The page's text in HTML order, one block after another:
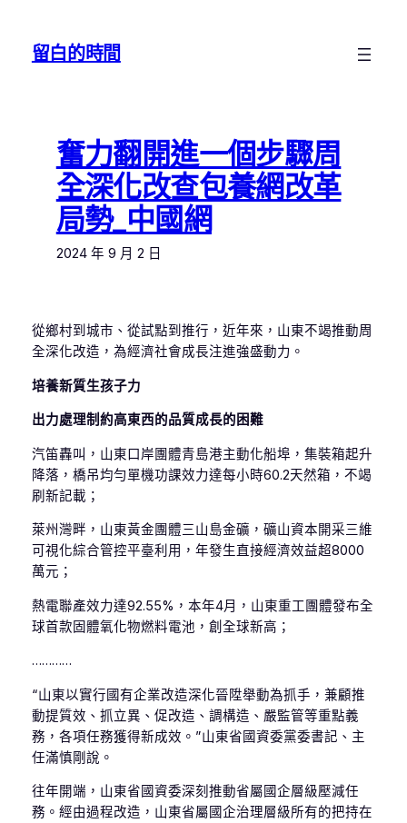
留白的時間
奮力翻開進一個步驟周
全深化改查包養網改革
局勢_中國網
2024 年 9 月 2 日
從鄉村到城市、從試點到推行，近年來，山東不竭推動周
全深化改造，為經濟社會成長注進強盛動力。
培養新質生孩子力
出力處理制約高東西的品質成長的困難
汽笛轟叫，山東口岸團體青島港主動化船埠，集裝箱起升
降落，橋吊均勻單機功課效力達每小時60.2天然箱，不竭
刷新記載；
萊州灣畔，山東黃金團體三山島金礦，礦山資本開采三維
可視化綜合管控平臺利用，年發生直接經濟效益超8000
萬元；
熱電聯產效力達92.55%，本年4月，山東重工團體發布全
球首款固體氧化物燃料電池，創全球新高；
…………
“山東以實行國有企業改造深化晉陞舉動為抓手，兼顧推
動提質效、抓立異、促改造、調構造、嚴監管等重點義
務，各項任務獲得新成效。”山東省國資委黨委書記、主
任滿慎剛說。
往年開端，山東省國資委深刻推動省屬國企層級壓減任
務。經由過程改造，山東省屬國企治理層級所有的把持在